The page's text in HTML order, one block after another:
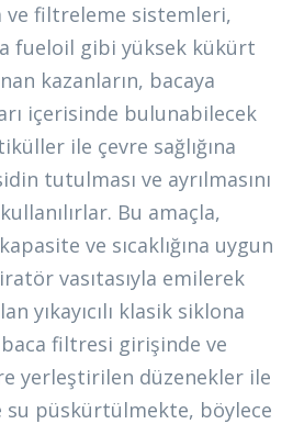
ve filtreleme sistemleri,
fueloil gibi yüksek kükürt
kazanların, bacaya
içerisinde bulunabilecek
ile çevre sağlığına
tutulması ve ayrılmasını
Bu amaçla,
ve sıcaklığına uygun
vasıtasıyla emilerek
yıkayıcılı klasik siklona
filtresi girişinde ve
yerleştirilen düzenekler ile
su püskürtülmekte, böylece